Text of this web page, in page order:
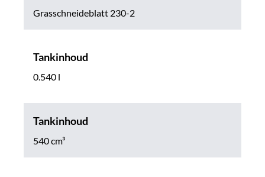
Grasschneideblatt 230-2
Tankinhoud
0.540 l
Tankinhoud
540 cm³